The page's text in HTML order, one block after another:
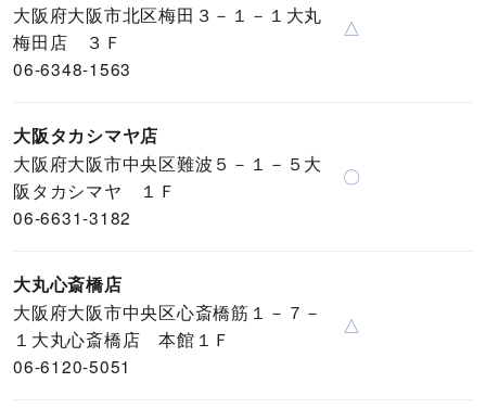
大阪府大阪市北区梅田３－１－１大丸
梅田店 ３Ｆ
06-6348-1563
△
大阪タカシマヤ店
大阪府大阪市中央区難波５－１－５大
阪タカシマヤ １Ｆ
06-6631-3182
〇
大丸心斎橋店
大阪府大阪市中央区心斎橋筋１－７－
１大丸心斎橋店 本館１Ｆ
06-6120-5051
△